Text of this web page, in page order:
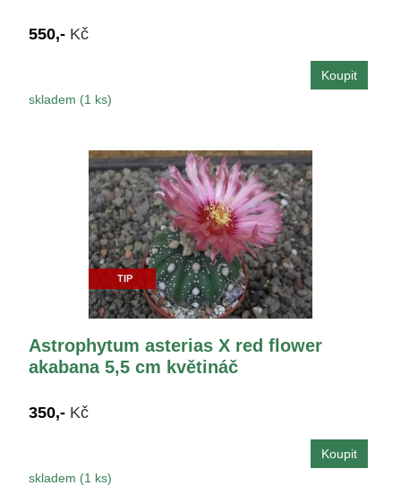
550,- Kč
skladem (1 ks)
TIP
Astrophytum asterias X red flower
akabana 5,5 cm květináč
350,- Kč
skladem (1 ks)